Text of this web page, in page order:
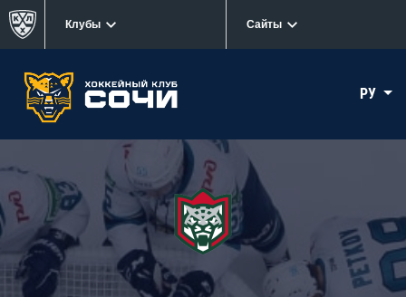
Клубы Сайты
РУ